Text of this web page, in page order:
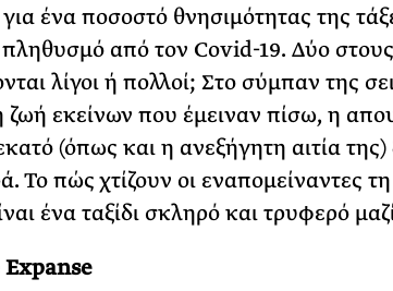
ένα ποσοστό θνησιμότητας της
πληθυσμό από τον Covid-19. Δύο
λίγοι ή πολλοί; Στο σύμπαν της
ζωή εκείνων που έμειναν πίσω, η
(όπως και η ανεξήγητη αιτία της)
Το πώς χτίζουν οι εναπομείναντες
ένα ταξίδι σκληρό και τρυφερό